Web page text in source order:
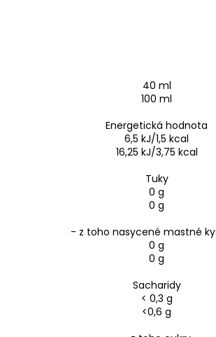
40 ml
100 ml
Energetická hodnota
6,5 kJ/1,5 kcal
16,25 kJ/3,75 kcal
Tuky
0 g
0 g
- z toho nasycené mastné
0 g
0 g
Sacharidy
< 0,3 g
<0,6 g